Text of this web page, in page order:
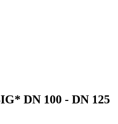
DN 100 - DN 125